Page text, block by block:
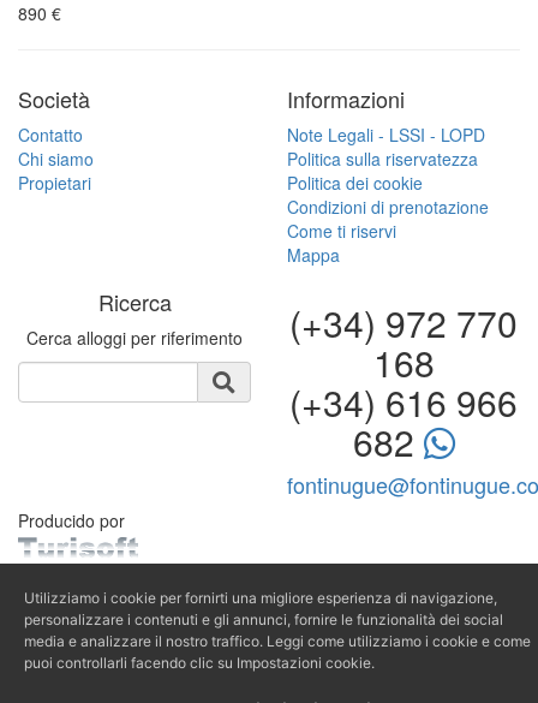
890 €
Società
Contatto
Chi siamo
Propietari
Informazioni
Note Legali - LSSI - LOPD
Politica sulla riservatezza
Politica dei cookie
Condizioni di prenotazione
Come ti riservi
Mappa
Ricerca
Cerca alloggi per riferimento (+34) 972 770
168
(+34) 616 966
682
Producido por
Utilizziamo i cookie per fornirti una migliore esperienza di navigazione,
personalizzare i contenuti e gli annunci, fornire le funzionalità dei social
media e analizzare il nostro traffico. Leggi come utilizziamo i cookie e come
puoi controllarli facendo clic su Impostazioni cookie.